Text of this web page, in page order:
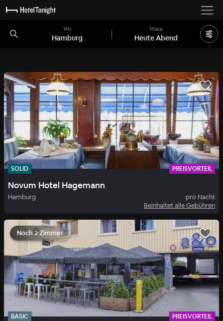
Wo
Hamburg
Wann
Heute Abend
SOLID PREISVORTEIL
Novum Hotel Hagemann
Hamburg
pro Nacht
Beinhaltet alle Gebühren
Noch 2 Zimmer
BASIC PREISVORTEIL